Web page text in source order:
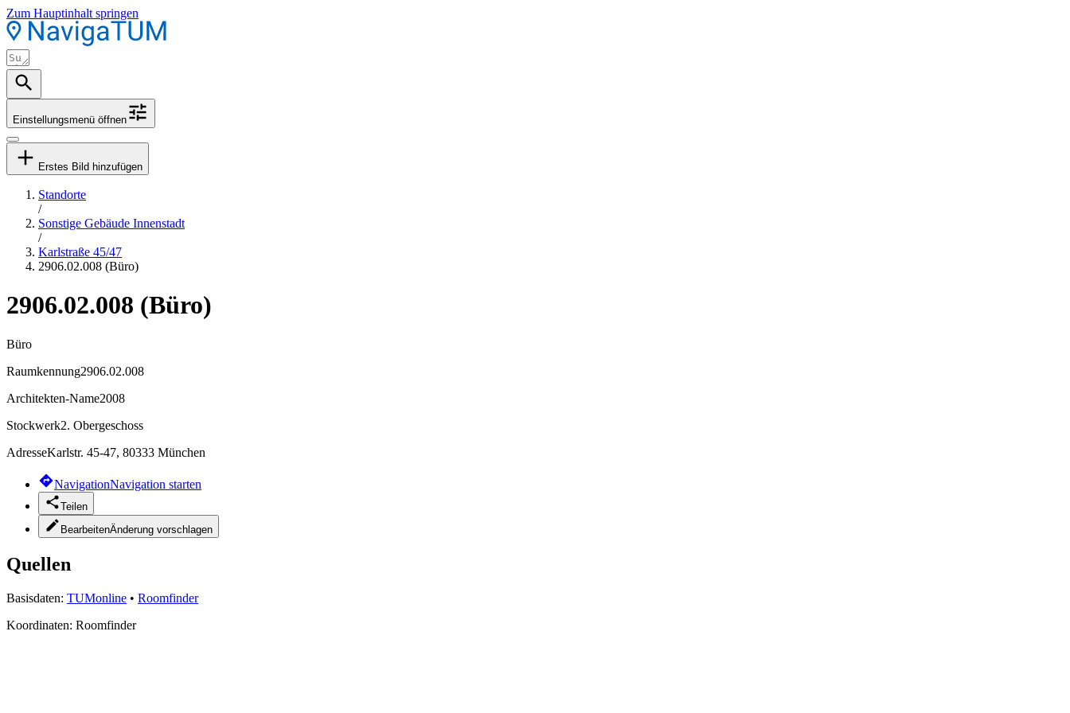
Zum Hauptinhalt springen
Einstellungsmenü öffnen
Erstes Bild hinzufügen
Standorte
/
Sonstige Gebäude Innenstadt
/
Karlstraße 45/47
2906.02.008 (Büro)
2906.02.008 (Büro)
Büro
Raumkennung2906.02.008
Architekten-Name2008
Stockwerk2. Obergeschoss
AdresseKarlstr. 45-47, 80333 München
NavigationNavigation starten
Teilen
BearbeitenÄnderung vorschlagen
Quellen
Basisdaten: TUMonline • Roomfinder
Koordinaten: Roomfinder